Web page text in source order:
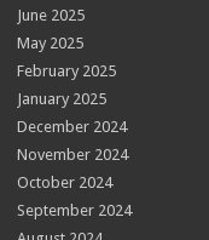
June 2025
May 2025
February 2025
January 2025
December 2024
November 2024
October 2024
September 2024